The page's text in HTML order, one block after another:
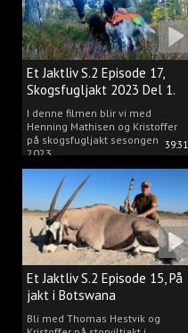
39:31
Et Jaktliv S.2 Episode 17,
Skogsfugljakt 2023 Del 1.
I denne filmen blir vi med
Henning Mathisen og Kristoffer
på skogsfugljakt sesongen
2023.
Et Jaktliv S.2 Episode 15, På
jakt i Botswana
Bli med Thomas Hestvik og